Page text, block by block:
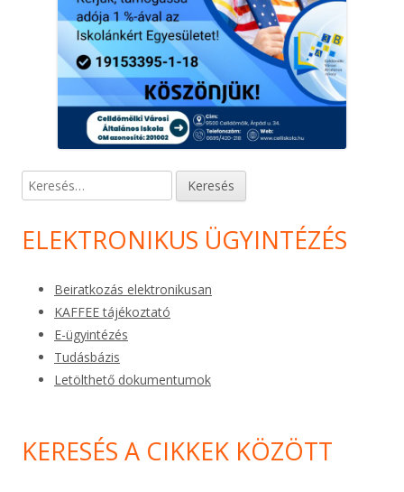
Keresés:
ELEKTRONIKUS ÜGYINTÉZÉS
Beiratkozás elektronikusan
KAFFEE tájékoztató
E-ügyintézés
Tudásbázis
Letölthető dokumentumok
KERESÉS A CIKKEK KÖZÖTT